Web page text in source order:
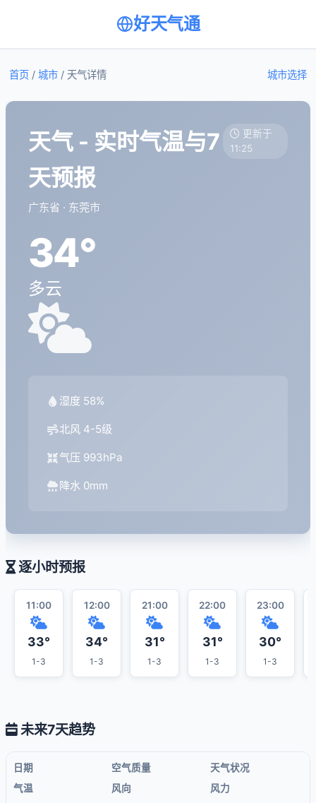
好天气通
城市选择
首页 / 城市 / 天气详情
天气 - 实时气温与7
天预报
广东省 · 东莞市
更新于
11:25
34°
多云
湿度 58%
北风 4-5级
气压 993hPa
降水 0mm
逐小时预报
11:00
33°
1-3
12:00
34°
1-3
21:00
31°
1-3
22:00
31°
1-3
23:00
30°
1-3
未来7天趋势
日期 空气质量
天气状况
气温
风向 风力